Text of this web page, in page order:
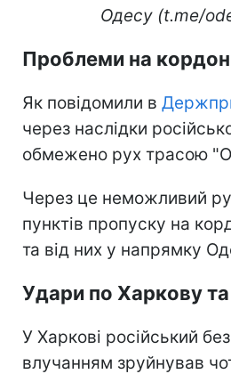
Одесу (t.me/
Проблеми на
Як повідомили в
через наслідки
обмежено рух трасою
Через це неможливий
пунктів пропуску на
та від них у напрямку
Удари по Харкову
У Харкові російський
влучанням зруйнував